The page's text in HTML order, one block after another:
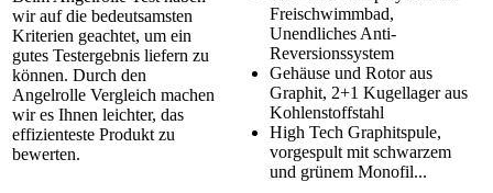
wir auf die bedeutsamsten
Kriterien geachtet, um ein
gutes Testergebnis liefern zu
können. Durch den
Angelrolle Vergleich machen
wir es Ihnen leichter, das
effizienteste Produkt zu
bewerten.
Freischwimmbad,
Unendliches Anti-
Reversionssystem
Gehäuse und Rotor aus
Graphit, 2+1 Kugellager aus
Kohlenstoffstahl
High Tech Graphitspule,
vorgespult mit schwarzem
und grünem Monofil...